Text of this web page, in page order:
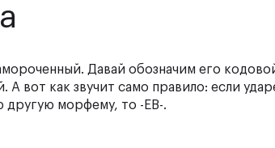
Давай обозначим его
вот как звучит само правило: если
другую морфему, то -ЕВ-.